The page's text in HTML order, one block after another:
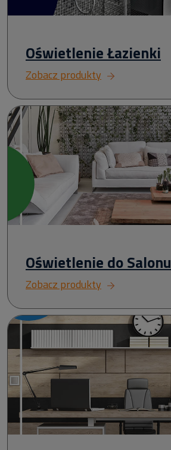
Oświetlenie Łazienki
Zobacz produkty
Oświetlenie do Salonu
Zobacz produkty